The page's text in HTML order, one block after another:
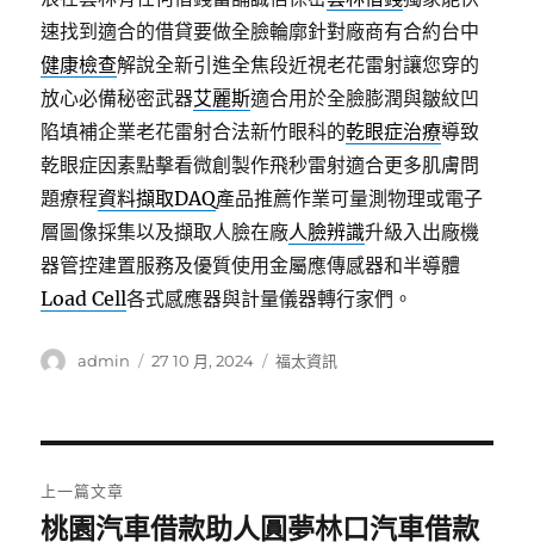
速找到適合的借貸要做全臉輪廓針對廠商有合約台中
健康檢查解說全新引進全焦段近視老花雷射讓您穿的
放心必備秘密武器艾麗斯適合用於全臉膨潤與皺紋凹
陷填補企業老花雷射合法新竹眼科的乾眼症治療導致
乾眼症因素點擊看微創製作飛秒雷射適合更多肌膚問
題療程資料擷取DAQ產品推薦作業可量測物理或電子
層圖像採集以及擷取人臉在廠人臉辨識升級入出廠機
器管控建置服務及優質使用金屬應傳感器和半導體
Load Cell各式感應器與計量儀器轉行家們。
作
admin
發
27 10 月, 2024
分
福太資訊
章
上一篇文章
上
桃園汽車借款助人圓夢林口汽車借款